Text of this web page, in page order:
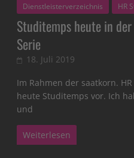
Dienstleisterverzeichnis HR
Studitemps heute in
Serie
18. Juli 2019
Im Rahmen der saatkorn.
heute Studitemps vor. Ich
und
Weiterlesen